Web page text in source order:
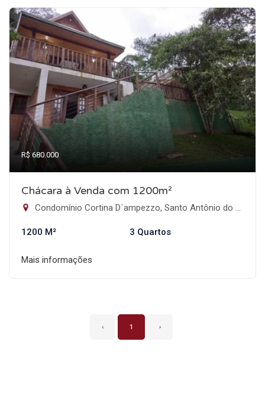
R$ 680.000
Chácara à Venda com 1200m²
Condomínio Cortina D´ampezzo, Santo Antônio do Pinhal-SP
1200 M² 3 Quartos
Mais informações
‹ 1 ›